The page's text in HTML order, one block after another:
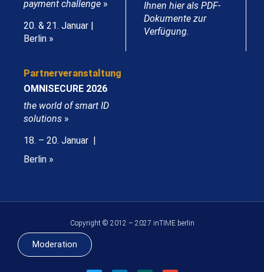
payment challenge »
20. & 21. Januar |
Berlin »
Ihnen hier als PDF-
Dokumente zur
Verfügung.
Partnerveranstaltung
OMNISECURE 2026
the world of smart ID
solutions »
18. – 20. Januar |
Berlin »
Copyright © 2012 – 2027 inTIME berlin
Moderation